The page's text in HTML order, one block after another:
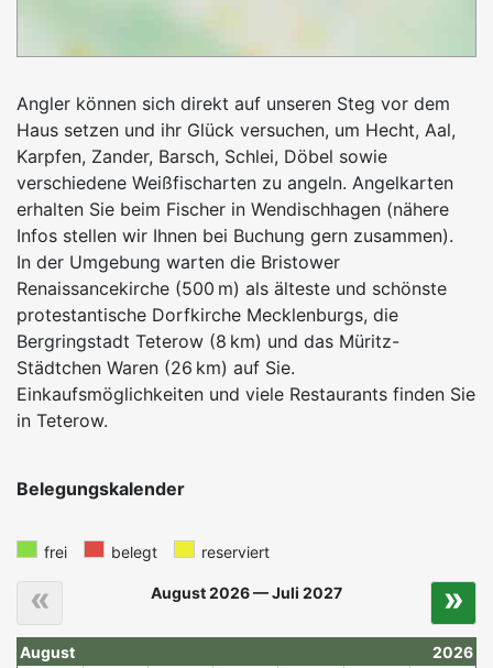
Angler können sich direkt auf unseren Steg vor dem
Haus setzen und ihr Glück versuchen, um Hecht, Aal,
Karpfen, Zander, Barsch, Schlei, Döbel sowie
verschiedene Weißfischarten zu angeln. Angelkarten
erhalten Sie beim Fischer in Wendischhagen (nähere
Infos stellen wir Ihnen bei Buchung gern zusammen).
In der Umgebung warten die Bristower
Renaissancekirche (500 m) als älteste und schönste
protestantische Dorfkirche Mecklenburgs, die
Bergringstadt Teterow (8 km) und das Müritz-
Städtchen Waren (26 km) auf Sie.
Einkaufsmöglichkeiten und viele Restaurants finden Sie
in Teterow.
Belegungskalender
frei belegt reserviert
« August 2026 — Juli 2027 »
August
2026